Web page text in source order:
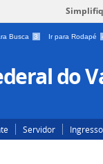
Busca 3 Ir para Rodapé
do
Servidor Ingresso